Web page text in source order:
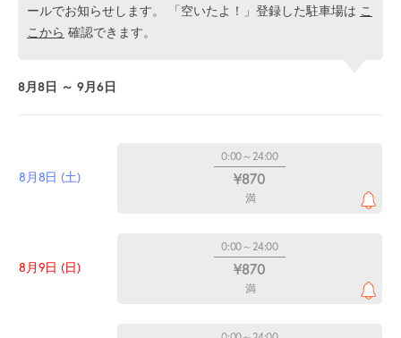
ールでお知らせします。 「空いたよ！」登録した駐車場は こ
こから 確認できます。
8月8日 ～ 9月6日
8月8日 (土)
0:00～24:00
¥870
満
8月9日 (日)
0:00～24:00
¥870
満